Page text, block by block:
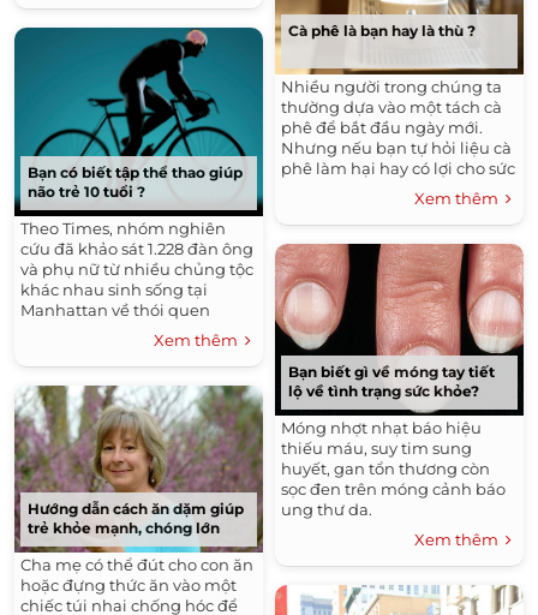
Bạn có biết tập thể thao giúp
não trẻ 10 tuổi ?
Theo Times, nhóm nghiên
cứu đã khảo sát 1.228 đàn ông
và phụ nữ từ nhiều chủng tộc
khác nhau sinh sống tại
Manhattan về thói quen
luyện tập cũng như khả năng
tư duy bao gồm trí nhớ, tổ
chức, lý luận và tốc độ suy
nghĩ.
Xem thêm
Hướng dẫn cách ăn dặm giúp
trẻ khỏe mạnh, chóng lớn
Cha mẹ có thể đút cho con ăn
hoặc đựng thức ăn vào một
chiếc túi nhai chống hóc để
Cà phê là bạn hay là thù ?
Nhiều người trong chúng ta
thường dựa vào một tách cà
phê để bắt đầu ngày mới.
Nhưng nếu bạn tự hỏi liệu cà
phê làm hại hay có lợi cho sức
khỏe của bạn hơn, chắc chắn
trong bạn đã đặt ra các nghi
vấn.
Xem thêm
Bạn biết gì về móng tay tiết
lộ về tình trạng sức khỏe?
Móng nhợt nhạt báo hiệu
thiếu máu, suy tim sung
huyết, gan tổn thương còn
sọc đen trên móng cảnh báo
ung thư da.
Xem thêm